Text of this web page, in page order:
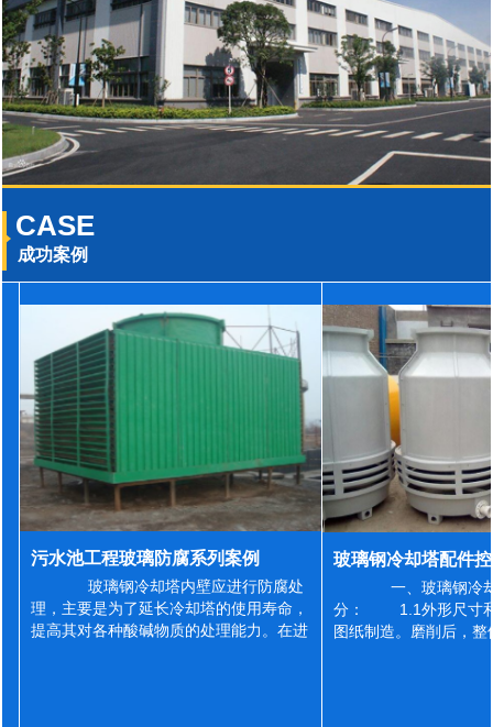
CASE
成功案例
污水池工程玻璃防腐系列案例
玻璃钢冷却塔内壁应进行防腐处
理，主要是为了延长冷却塔的使用寿命，
提高其对各种酸碱物质的处理能力。在进
一、玻璃钢冷
分： 1.1外形尺寸和
图纸制造。磨削后，